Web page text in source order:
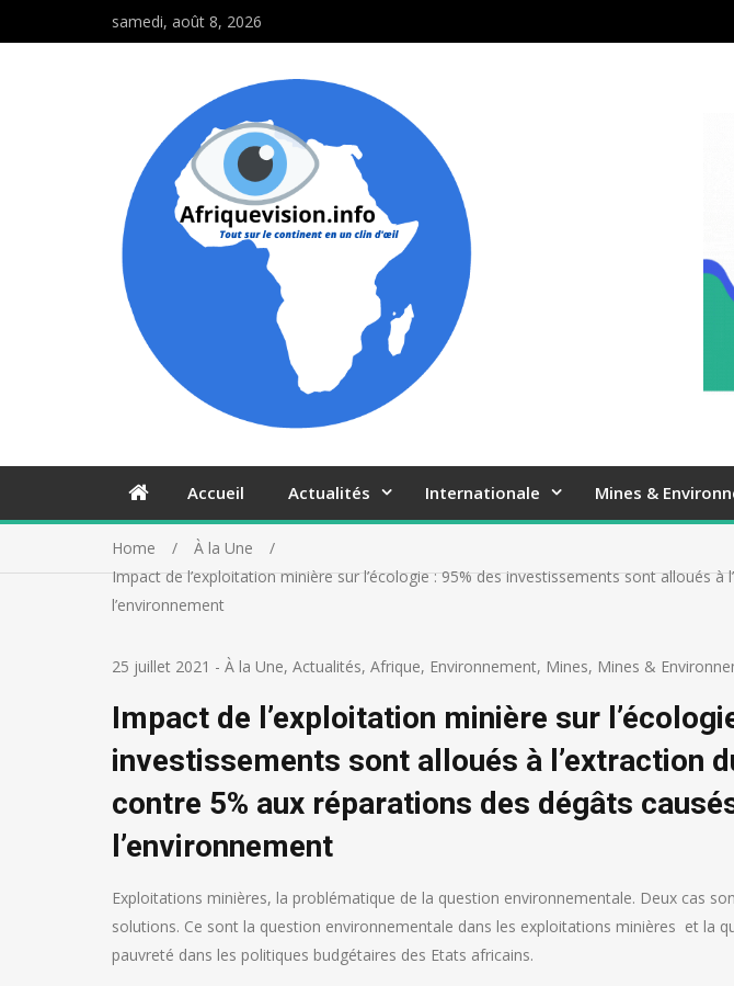
samedi, août 8, 2026
Accueil Actualités Internationale Mines &
Home
À la Une
Impact de l’exploitation minière sur l’écologie : 95% des investissements sont alloués
l’environnement
25 juillet 2021 - À la Une, Actualités, Afrique, Environnement, Mines, Mines &
Impact de l’exploitation minière sur
investissements sont alloués à l’extraction
contre 5% aux réparations des dégâts
l’environnement
Exploitations minières, la problématique de la question environnementale. Deux cas
solutions. Ce sont la question environnementale dans les exploitations minières et la
pauvreté dans les politiques budgétaires des Etats africains.